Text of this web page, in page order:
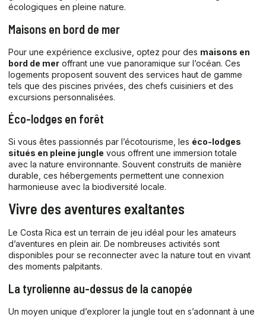
écologiques en pleine nature.
Maisons en bord de mer
Pour une expérience exclusive, optez pour des maisons en
bord de mer offrant une vue panoramique sur l’océan. Ces
logements proposent souvent des services haut de gamme
tels que des piscines privées, des chefs cuisiniers et des
excursions personnalisées.
Éco-lodges en forêt
Si vous êtes passionnés par l’écotourisme, les éco-lodges
situés en pleine jungle vous offrent une immersion totale
avec la nature environnante. Souvent construits de manière
durable, ces hébergements permettent une connexion
harmonieuse avec la biodiversité locale.
Vivre des aventures exaltantes
Le Costa Rica est un terrain de jeu idéal pour les amateurs
d’aventures en plein air. De nombreuses activités sont
disponibles pour se reconnecter avec la nature tout en vivant
des moments palpitants.
La tyrolienne au-dessus de la canopée
Un moyen unique d’explorer la jungle tout en s’adonnant à une